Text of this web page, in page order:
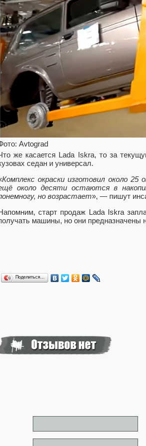
Avtograd
же касается Lada Iskra, то за
седан и универсал.
Комплекс окраски изготовил около 25
около десяти остаются в
но возрастает», — пишут
старт продаж Lada Iskra
машины, но они предназначены
Поделиться…